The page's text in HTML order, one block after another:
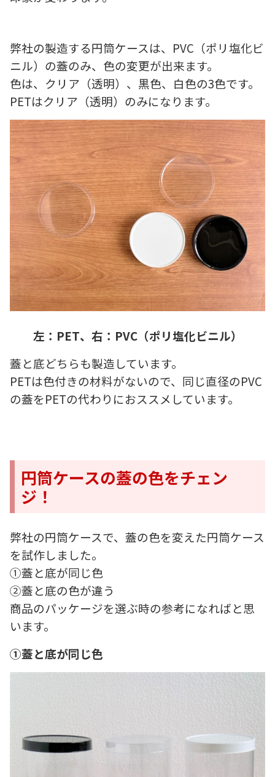
弊社の製造する円筒ケースは、PVC（ポリ塩化ビ
ニル）の蓋のみ、色の変更が出来ます。
色は、クリア（透明）、黒色、白色の3色です。
PETはクリア（透明）のみになります。
左：PET、右：PVC（ポリ塩化ビニル）
蓋と底どちらも製造しています。
PETは色付きの材料がないので、同じ直径のPVC
の蓋をPETの代わりにおススメしています。
円筒ケースの蓋の色をチェン
ジ！
弊社の円筒ケースで、蓋の色を変えた円筒ケース
を試作しました。
①蓋と底が同じ色
②蓋と底の色が違う
商品のパッケージを選ぶ時の参考になればと思
います。
①蓋と底が同じ色